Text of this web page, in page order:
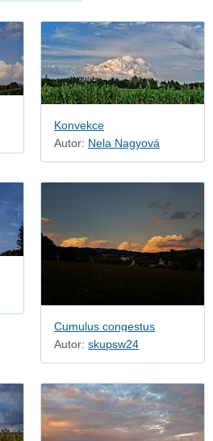
Konvekce
Autor: Nela Nagyová
Cumulus congestus
Autor: skupsw24